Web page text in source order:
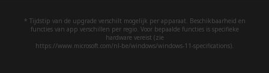
* Tijdstip van de upgrade verschilt mogelijk per apparaat. Beschikbaarheid en
functies van app verschillen per regio. Voor bepaalde functies is specifieke
hardware vereist (zie
https://www.microsoft.com/nl-be/windows/windows-11-specifications).